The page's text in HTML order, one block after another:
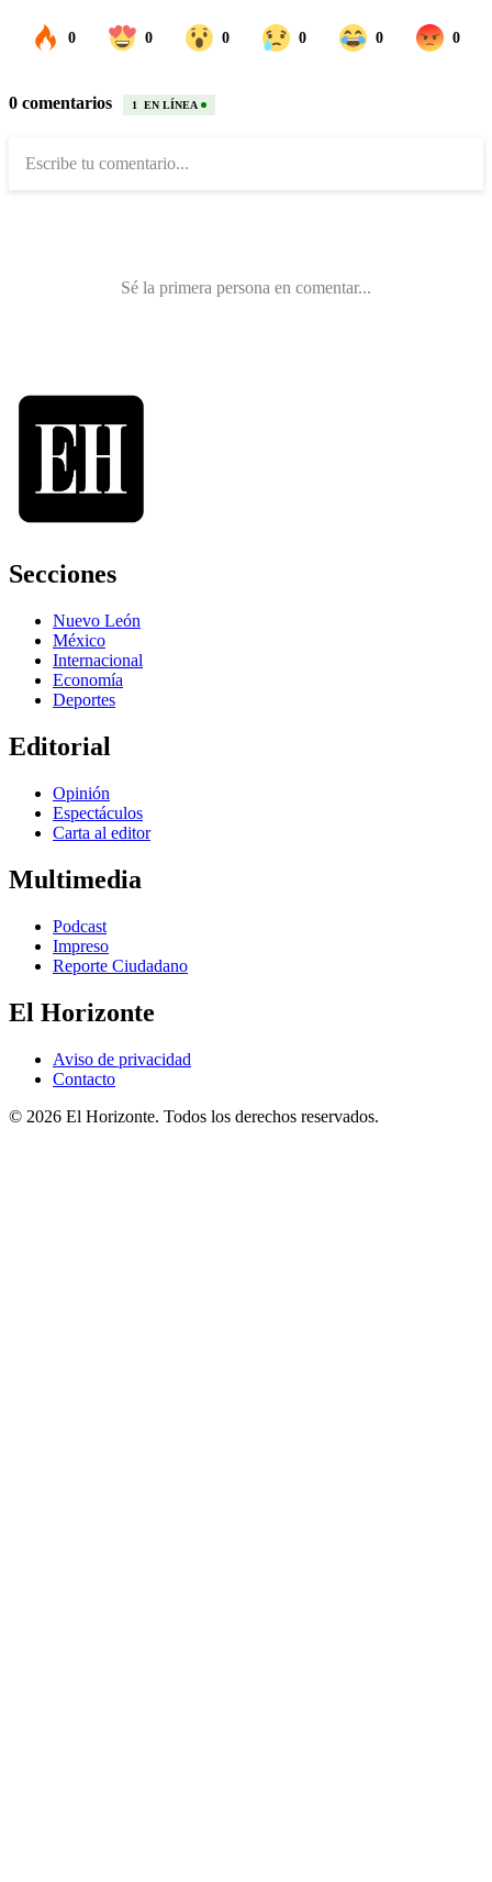
Secciones
Nuevo León
México
Internacional
Economía
Deportes
Editorial
Opinión
Espectáculos
Carta al editor
Multimedia
Podcast
Impreso
Reporte Ciudadano
El Horizonte
Aviso de privacidad
Contacto
© 2026 El Horizonte. Todos los derechos reservados.